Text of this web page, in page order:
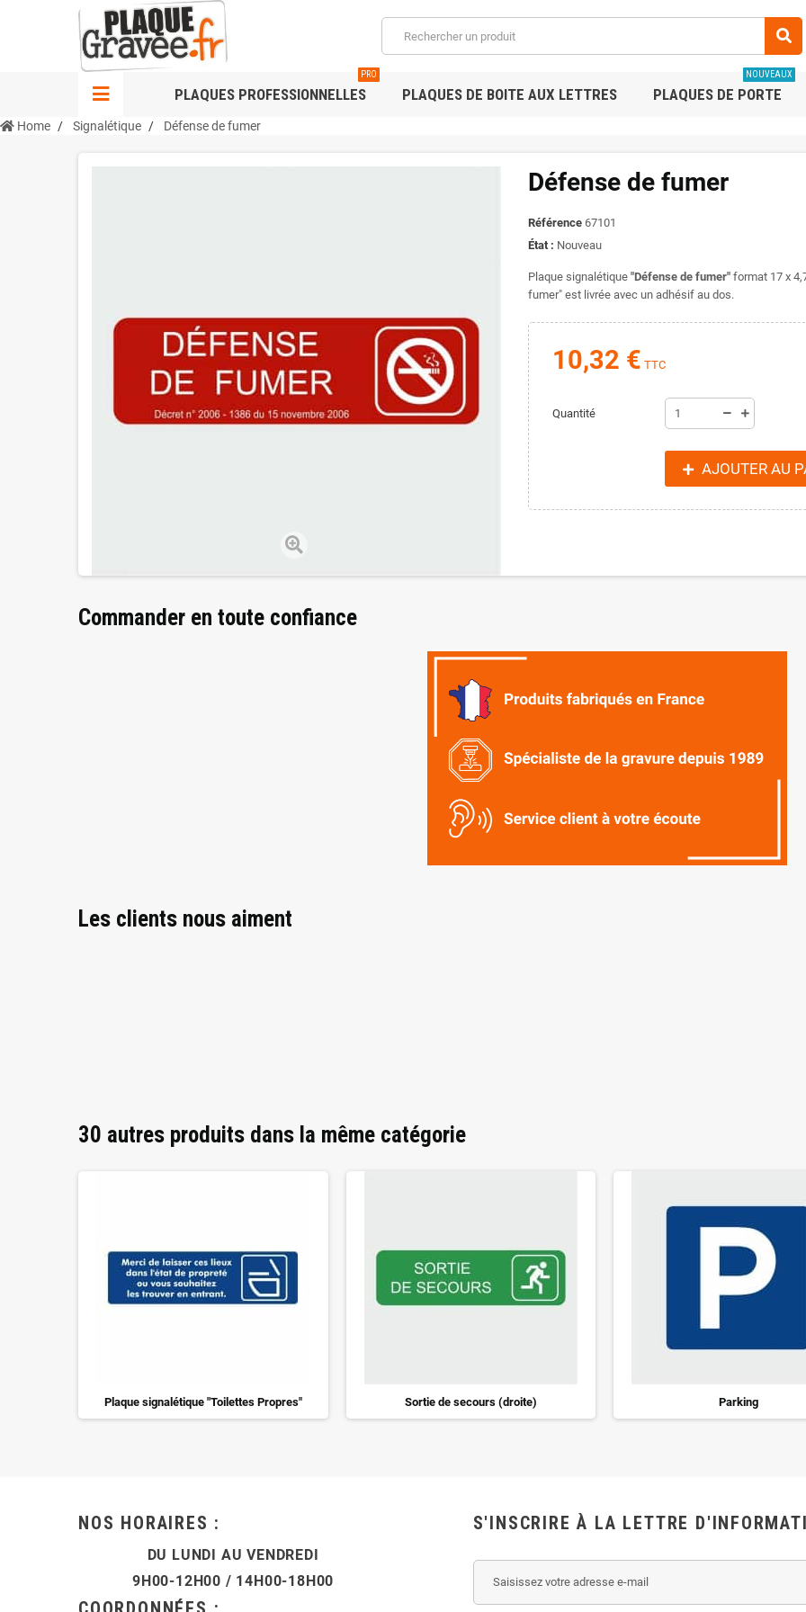
PLAQUES PROFESSIONNELLES
PRO
PLAQUES DE BOITE AUX LETTRES PLAQUES DE PORTE
NOUVEAUX
Home Signalétique Défense de fumer
Défense de fumer
Référence 67101
État : Nouveau
Plaque signalétique "Défense de fumer" format 17 x
fumer" est livrée avec un adhésif au dos.
10,32 € TTC
Quantité
AJOUTER AU
Commander en toute confiance
Les clients nous aiment
30 autres produits dans la même catégorie
Plaque signalétique "Toilettes Propres" Sortie de secours (droite) Parking
NOS HORAIRES :
DU LUNDI AU VENDREDI
9H00-12H00 / 14H00-18H00
S'INSCRIRE À LA LETTRE